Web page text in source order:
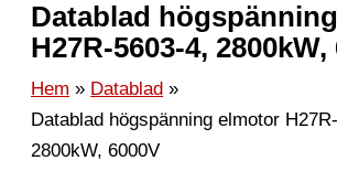
Datablad
H27R-5603-4, 2800kW,
Hem
Datablad
Datablad högspänning elmotor
2800kW, 6000V